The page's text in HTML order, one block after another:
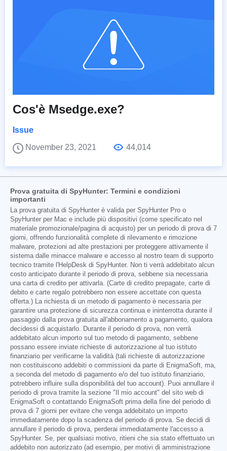
Cos'è Msedge.exe?
Issue
November 23, 2021
44,014
Prova gratuita di SpyHunter: Termini e condizioni
importanti
La prova gratuita di SpyHunter è valida per SpyHunter Pro o
SpyHunter per Mac e include più dispositivi (come specificato nel
materiale promozionale/pagina di acquisto) per un periodo di prova di 7
giorni, offrendo funzionalità complete di rilevamento e rimozione
malware, protezioni ad alte prestazioni per proteggere attivamente il
sistema dalle minacce malware e accesso al nostro team di supporto
tecnico tramite l'HelpDesk di SpyHunter. Non ti verrà addebitato alcun
costo anticipato durante il periodo di prova, sebbene sia necessaria
una carta di credito per attivarla. (Carte di credito prepagate, carte di
debito e carte regalo potrebbero non essere accettate con questa
offerta.) La richiesta di un metodo di pagamento è necessaria per
garantire una protezione di sicurezza continua e ininterrotta durante il
passaggio dalla prova gratuita all'abbonamento a pagamento, qualora
decidessi di acquistarlo. Durante il periodo di prova, non verrà
addebitato alcun importo sul tuo metodo di pagamento, sebbene
possano essere inviate richieste di autorizzazione al tuo istituto
finanziario per verificarne la validità (tali richieste di autorizzazione
non costituiscono addebiti o commissioni da parte di EnigmaSoft, ma,
a seconda del metodo di pagamento e/o del tuo istituto finanziario,
potrebbero influire sulla disponibilità del tuo account). Puoi annullare il
periodo di prova tramite la sezione "Il mio account" del sito web di
EnigmaSoft o contattando EnigmaSoft prima della fine del periodo di
prova di 7 giorni per evitare che venga addebitato un importo
immediatamente dopo la scadenza del periodo di prova. Se decidi di
annullare il periodo di prova, perderai immediatamente l'accesso a
SpyHunter. Se, per qualsiasi motivo, ritieni che sia stato effettuato un
addebito non autorizzato (ad esempio, per motivi di amministrazione